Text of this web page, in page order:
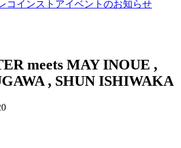
コインストアイベントのお知らせ
meets MAY INOUE ,
, SHUN ISHIWAKA